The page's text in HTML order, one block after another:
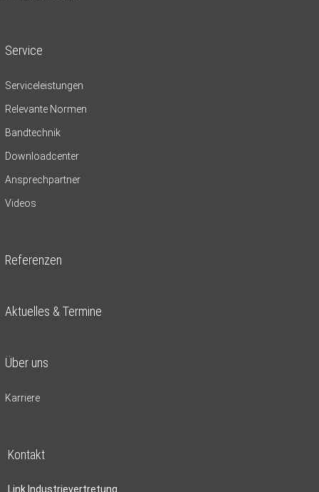
Service
Serviceleistungen
Relevante Normen
Bandtechnik
Downloadcenter
Ansprechpartner
Videos
Referenzen
Aktuelles & Termine
Über uns
Karriere
Kontakt
Link Industrievertretung